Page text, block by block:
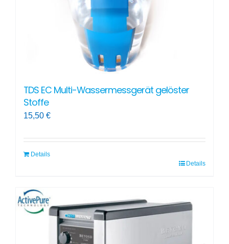
TDS EC Multi-Wassermessgerät gelöster
Stoffe
15,50 €
Details
Details